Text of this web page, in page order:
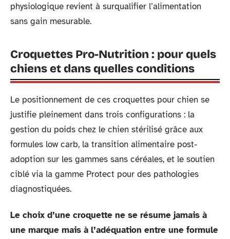
physiologique revient à surqualifier l’alimentation
sans gain mesurable.
Croquettes Pro-Nutrition : pour quels
chiens et dans quelles conditions
Le positionnement de ces croquettes pour chien se
justifie pleinement dans trois configurations : la
gestion du poids chez le chien stérilisé grâce aux
formules low carb, la transition alimentaire post-
adoption sur les gammes sans céréales, et le soutien
ciblé via la gamme Protect pour des pathologies
diagnostiquées.
Le choix d’une croquette ne se résume jamais à
une marque mais à l’adéquation entre une formule